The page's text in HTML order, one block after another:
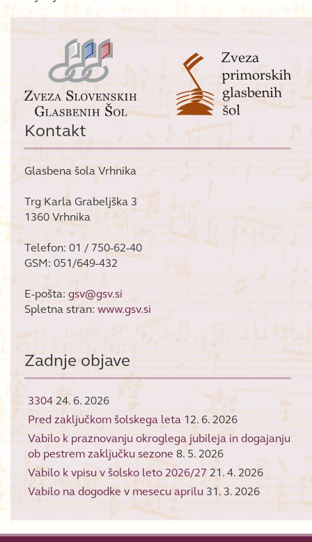
Kontakt
Glasbena šola Vrhnika
Trg Karla Grabeljška 3
1360 Vrhnika
Telefon: 01 / 750-62-40
GSM: 051/649-432
E-pošta: gsv@gsv.si
Spletna stran: www.gsv.si
Zadnje objave
3304 24. 6. 2026
Pred zaključkom šolskega leta 12. 6. 2026
Vabilo k praznovanju okroglega jubileja in dogajanju
ob pestrem zaključku sezone 8. 5. 2026
Vabilo k vpisu v šolsko leto 2026/27 21. 4. 2026
Vabilo na dogodke v mesecu aprilu 31. 3. 2026